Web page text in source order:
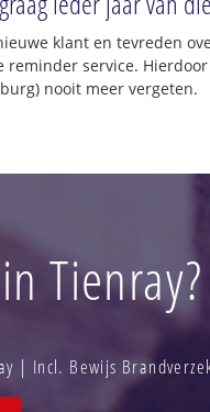
klant en tevreden
reminder service.
nooit meer vergeten.
Tienray?
| Incl. Bewijs